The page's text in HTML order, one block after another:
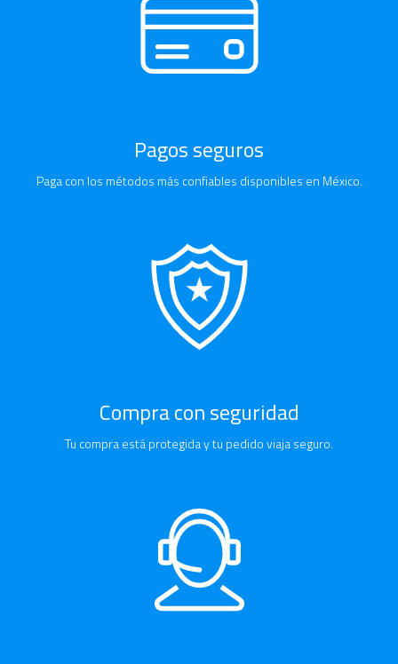
Pagos seguros
Paga con los métodos más confiables disponibles en México.
Compra con seguridad
Tu compra está protegida y tu pedido viaja seguro.